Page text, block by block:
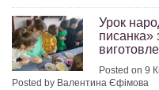
Урок
писанка»
Posted on 9
Posted by Валентина Єфімова